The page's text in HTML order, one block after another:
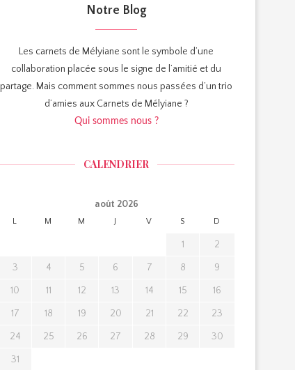
Notre Blog
Les carnets de Mélyiane sont le symbole d’une
collaboration placée sous le signe de l’amitié et du
partage. Mais comment sommes nous passées d’un trio
d’amies aux Carnets de Mélyiane ?
Qui sommes nous ?
CALENDRIER
août 2026
L M M J V S D
1 2
3 4 5 6 7 8 9
10 11 12 13 14 15 16
17 18 19 20 21 22 23
24 25 26 27 28 29 30
31